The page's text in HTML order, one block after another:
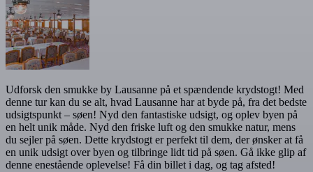
Udforsk den smukke by Lausanne på et spændende krydstogt! Med
denne tur kan du se alt, hvad Lausanne har at byde på, fra det bedste
udsigtspunkt – søen! Nyd den fantastiske udsigt, og oplev byen på
en helt unik måde. Nyd den friske luft og den smukke natur, mens
du sejler på søen. Dette krydstogt er perfekt til dem, der ønsker at få
en unik udsigt over byen og tilbringe lidt tid på søen. Gå ikke glip af
denne enestående oplevelse! Få din billet i dag, og tag afsted!